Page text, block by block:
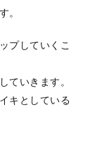
。
プしていくこ
ていきます。
キとしている